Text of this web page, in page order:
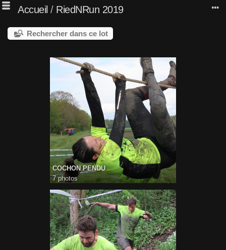
Accueil / RiedNRun 2019
Rechercher dans ce lot
COCHON PENDU
7 photos